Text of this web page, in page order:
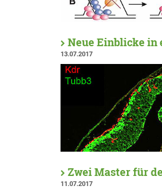
Neue Einblicke in
13.07.2017
Zwei Master für
11.07.2017